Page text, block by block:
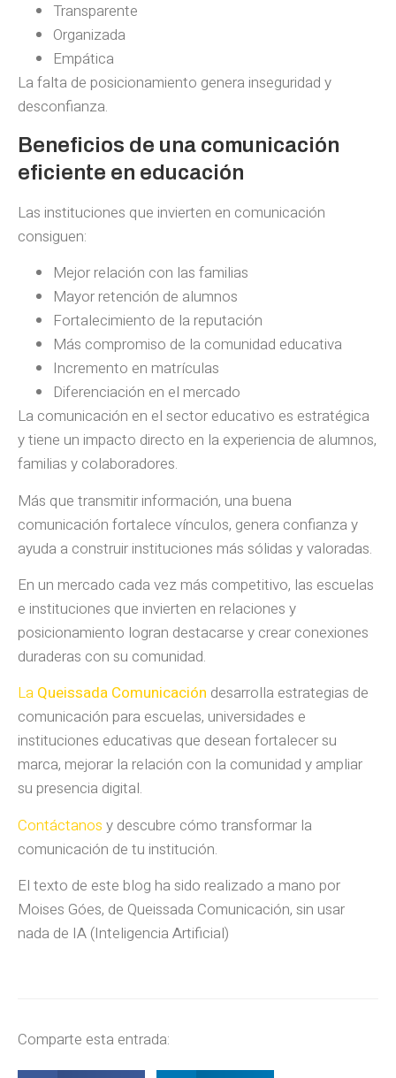
Transparente
Organizada
Empática
La falta de posicionamiento genera inseguridad y
desconfianza.
Beneficios de una comunicación
eficiente en educación
Las instituciones que invierten en comunicación
consiguen:
Mejor relación con las familias
Mayor retención de alumnos
Fortalecimiento de la reputación
Más compromiso de la comunidad educativa
Incremento en matrículas
Diferenciación en el mercado
La comunicación en el sector educativo es estratégica
y tiene un impacto directo en la experiencia de alumnos,
familias y colaboradores.
Más que transmitir información, una buena
comunicación fortalece vínculos, genera confianza y
ayuda a construir instituciones más sólidas y valoradas.
En un mercado cada vez más competitivo, las escuelas
e instituciones que invierten en relaciones y
posicionamiento logran destacarse y crear conexiones
duraderas con su comunidad.
La Queissada Comunicación desarrolla estrategias de
comunicación para escuelas, universidades e
instituciones educativas que desean fortalecer su
marca, mejorar la relación con la comunidad y ampliar
su presencia digital.
Contáctanos y descubre cómo transformar la
comunicación de tu institución.
El texto de este blog ha sido realizado a mano por
Moises Góes, de Queissada Comunicación, sin usar
nada de IA (Inteligencia Artificial)
Comparte esta entrada: